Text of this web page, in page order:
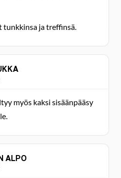
tunkkinsa ja treffinsä.
myös kaksi sisäänpääsy
ALPO